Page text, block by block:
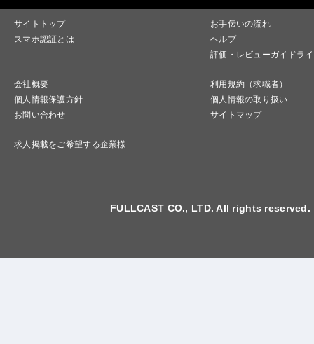
サイトトップ
お手伝いの流れ
スマホ認証とは
ヘルプ
評価・レビューガイドラ
会社概要
利用規約（求職者）
個人情報保護方針
個人情報の取り扱い
お問い合わせ
サイトマップ
求人掲載をご希望する企業様
FULLCAST CO., LTD. All rights reserved.